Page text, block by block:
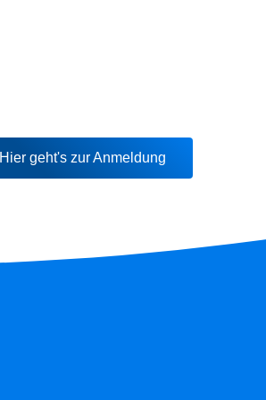
Hier geht's zur Anmeldung